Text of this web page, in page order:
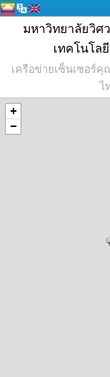
มหาวิทยาลัยวิศ
เทคโนโล
เครือข่ายเซ็นเซอร์
ไ
+
−